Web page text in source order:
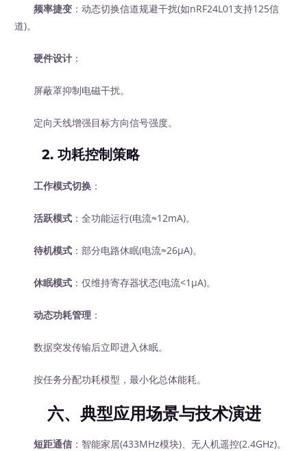
频率捷变 ：动态切换信道规避干扰(如nRF24L01支持125信
道)。
硬件设计 ：
屏蔽罩抑制电磁干扰。
定向天线增强目标方向信号强度。
2.功耗控制策略
工作模式切换 ：
活跃模式 ：全功能运行(电流≈12mA)。
待机模式 ：部分电路休眠(电流≈26μA)。
休眠模式 ：仅维持寄存器状态(电流<1μA)。
动态功耗管理 ：
数据突发传输后立即进入休眠。
按任务分配功耗模型，最小化总体能耗。
六、典型应用场景与技术演进
短距通信 ：智能家居(433MHz模块)、无人机遥控(2.4GHz)。